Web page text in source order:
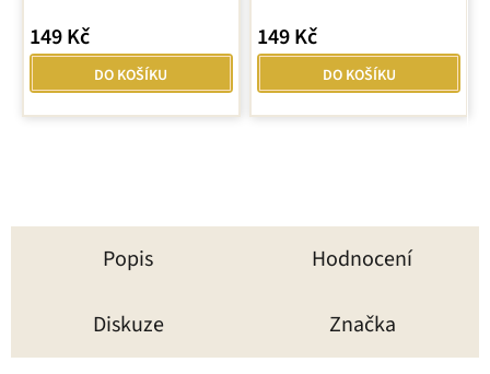
je
z
5
149 Kč
DO KOŠÍKU
je
z
5
149 Kč
DO KOŠÍKU
Popis Hodnocení
Diskuze Značka